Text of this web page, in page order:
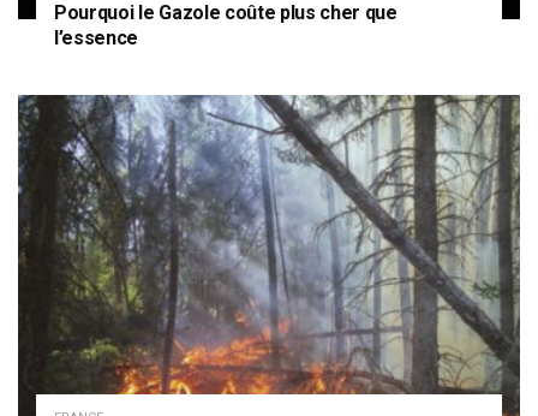
Pourquoi le Gazole coûte plus cher que
l’essence